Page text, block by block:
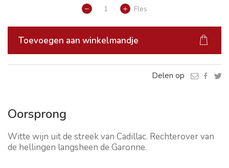
Fles
Toevoegen aan winkelmandje
Delen op
Oorsprong
Witte wijn uit de streek van Cadillac. Rechterover van
de hellingen langsheen de Garonne.